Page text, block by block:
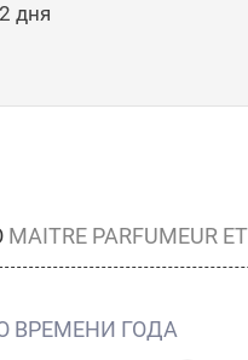
дня
MAITRE PARFUMEUR
ВРЕМЕНИ ГОДА